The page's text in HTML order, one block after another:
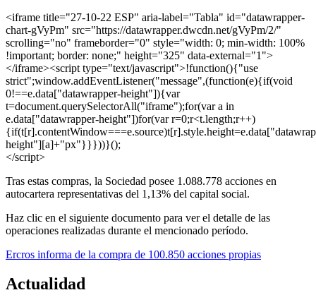
<iframe title="27-10-22 ESP" aria-label="Tabla" id="datawrapper-
chart-gVyPm" src="https://datawrapper.dwcdn.net/gVyPm/2/"
scrolling="no" frameborder="0" style="width: 0; min-width: 100%
!important; border: none;" height="325" data-external="1">
</iframe><script type="text/javascript">!function(){"use
strict";window.addEventListener("message",(function(e){if(void
0!==e.data["datawrapper-height"]){var
t=document.querySelectorAll("iframe");for(var a in
e.data["datawrapper-height"])for(var r=0;r<t.length;r++)
height"][a]+"px"}}}))}();
</script>
Tras estas compras, la Sociedad posee 1.088.778 acciones en
autocartera representativas del 1,13% del capital social.
Haz clic en el siguiente documento para ver el detalle de las
operaciones realizadas durante el mencionado período.
Ercros informa de la compra de 100.850 acciones propias
Actualidad